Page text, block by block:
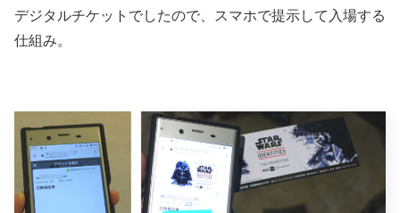
デジタルチケットでしたので、スマホで提示して入場する
仕組み。